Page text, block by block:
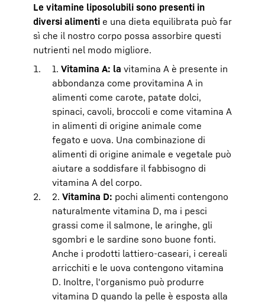
Le vitamine liposolubili sono presenti in
diversi alimenti e una dieta equilibrata può far
sì che il nostro corpo possa assorbire questi
nutrienti nel modo migliore.
1. Vitamina A: la vitamina A è presente in
abbondanza come provitamina A in
alimenti come carote, patate dolci,
spinaci, cavoli, broccoli e come vitamina A
in alimenti di origine animale come
fegato e uova. Una combinazione di
alimenti di origine animale e vegetale può
aiutare a soddisfare il fabbisogno di
vitamina A del corpo.
2. Vitamina D: pochi alimenti contengono
naturalmente vitamina D, ma i pesci
grassi come il salmone, le aringhe, gli
sgombri e le sardine sono buone fonti.
Anche i prodotti lattiero-caseari, i cereali
arricchiti e le uova contengono vitamina
D. Inoltre, l'organismo può produrre
vitamina D quando la pelle è esposta alla